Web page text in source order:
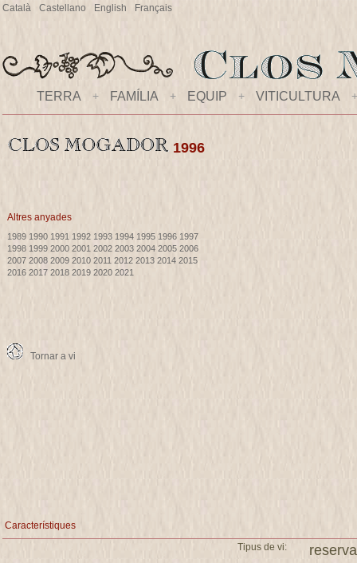
Català Castellano English Français
TERRA + FAMÍLIA + EQUIP + VITICULTURA +
1996
Altres anyades
1989 1990 1991 1992 1993 1994 1995 1996 1997
1998 1999 2000 2001 2002 2003 2004 2005 2006
2007 2008 2009 2010 2011 2012 2013 2014 2015
2016 2017 2018 2019 2020 2021
Tornar a vi
Característiques
Tipus de vi:
reserva